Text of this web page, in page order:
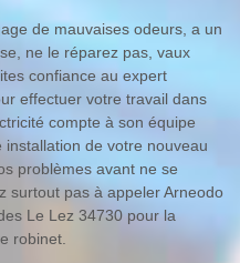
de mauvaises odeurs, a un
ne le réparez pas, vaux
confiance au expert
effectuer votre travail dans
compte à son équipe
de votre nouveau
problèmes avant ne se
surtout pas à appeler Arneodo
Le Lez 34730 pour la
robinet.